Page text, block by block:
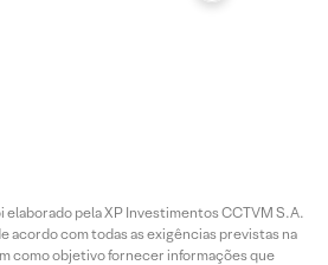
elaborado pela XP Investimentos CCTVM S.A.
acordo com todas as exigências previstas na
como objetivo fornecer informações que